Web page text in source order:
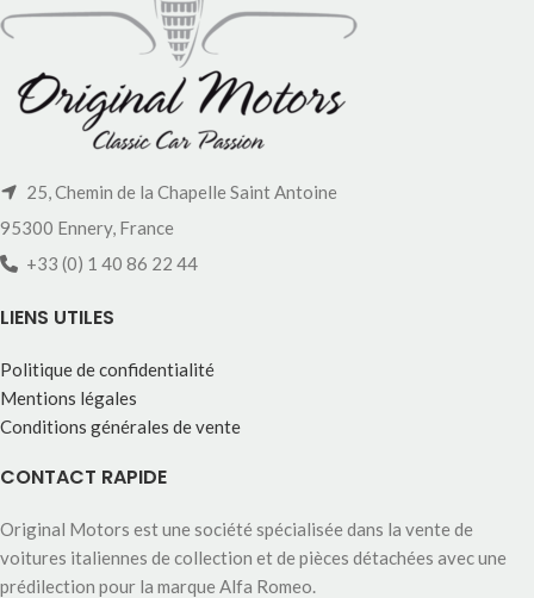
25, Chemin de la Chapelle Saint Antoine
95300 Ennery, France
+33 (0) 1 40 86 22 44
LIENS UTILES
Politique de confidentialité
Mentions légales
Conditions générales de vente
CONTACT RAPIDE
Original Motors est une société spécialisée dans la vente de
voitures italiennes de collection et de pièces détachées avec une
prédilection pour la marque Alfa Romeo.